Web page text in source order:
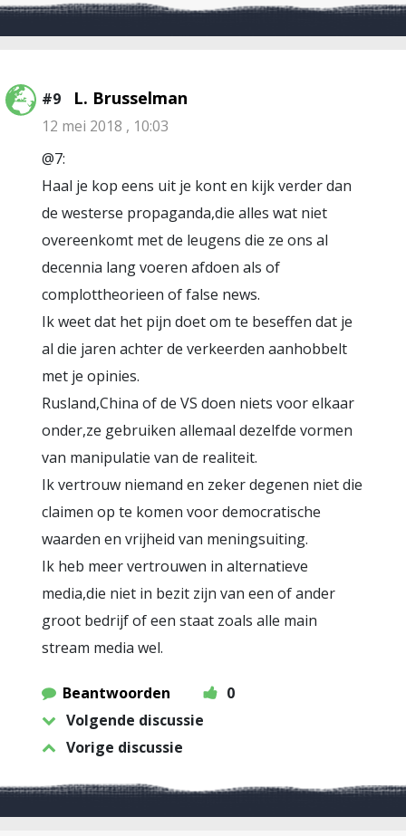
#9 L. Brusselman
12 mei 2018 , 10:03
@7:
Haal je kop eens uit je kont en kijk verder dan
de westerse propaganda,die alles wat niet
overeenkomt met de leugens die ze ons al
decennia lang voeren afdoen als of
complottheorieen of false news.
Ik weet dat het pijn doet om te beseffen dat je
al die jaren achter de verkeerden aanhobbelt
met je opinies.
Rusland,China of de VS doen niets voor elkaar
onder,ze gebruiken allemaal dezelfde vormen
van manipulatie van de realiteit.
Ik vertrouw niemand en zeker degenen niet die
claimen op te komen voor democratische
waarden en vrijheid van meningsuiting.
Ik heb meer vertrouwen in alternatieve
media,die niet in bezit zijn van een of ander
groot bedrijf of een staat zoals alle main
stream media wel.
Beantwoorden
0
Volgende discussie
Vorige discussie